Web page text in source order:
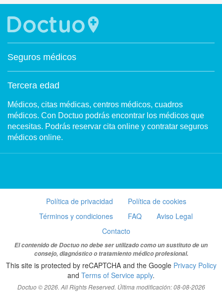
Seguros médicos
Tercera edad
Médicos, citas médicas, centros médicos, cuadros
médicos. Con Doctuo podrás encontrar los médicos que
necesitas. Podrás reservar cita online y contratar seguros
médicos online.
Política de privacidad
Política de cookies
Términos y condiciones
FAQ
Aviso Legal
Contacto
El contenido de Doctuo no debe ser utilizado como un sustituto de un
consejo, diagnóstico o tratamiento médico profesional.
This site is protected by reCAPTCHA and the Google Privacy Policy
and Terms of Service apply.
Doctuo © 2026. All Rights Reserved. Última modificación: 08-08-2026